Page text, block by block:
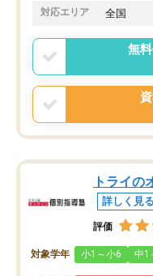
でした。
言う事で講師変更の申
まりに短期での変更だ
う事にして退会しまし
戻せ、授業内容や講師
と思います。
対応エリア 全国
無
トライの
詳しく見る
評価
対象学年 小1～小6 中1